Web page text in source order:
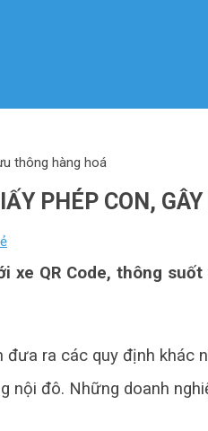
thông hàng hoá
PHÉP CON,
xe QR Code, thông
ra các quy định khác
nội đô. Những doanh